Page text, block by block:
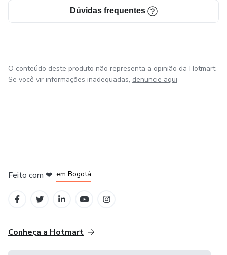
Dúvidas frequentes
O conteúdo deste produto não representa a opinião da Hotmart.
Se você vir informações inadequadas, denuncie aqui
Feito com ❤ em Bogotá
Conheça a Hotmart